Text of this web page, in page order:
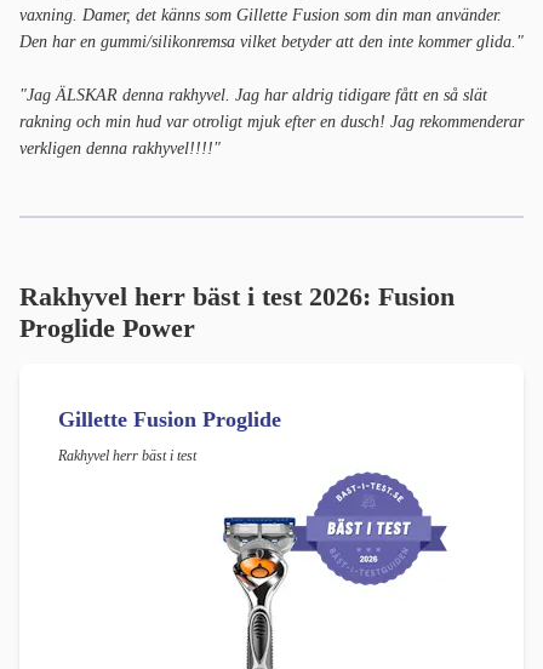
vaxning. Damer, det känns som Gillette Fusion som din man använder.
Den har en gummi/silikonremsa vilket betyder att den inte kommer glida."
"Jag ÄLSKAR denna rakhyvel. Jag har aldrig tidigare fått en så slät
rakning och min hud var otroligt mjuk efter en dusch! Jag rekommenderar
verkligen denna rakhyvel!!!!"
Rakhyvel herr bäst i test 2026: Fusion
Proglide Power
Gillette Fusion Proglide
Rakhyvel herr bäst i test